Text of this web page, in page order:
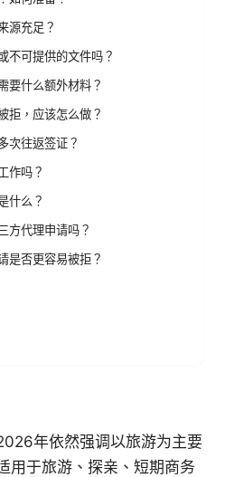
源充足？
不可提供的文件吗？
要什么额外材料？
拒，应该怎么做？
次往返签证？
作吗？
什么？
方代理申请吗？
是否更容易被拒？
年依然强调以旅游为主要
用于旅游、探亲、短期商务